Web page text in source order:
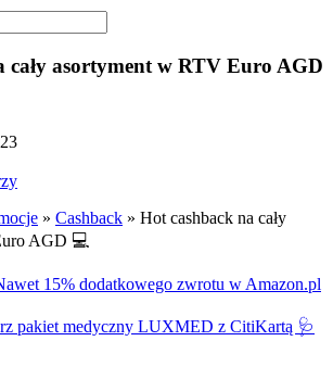
cały asortyment w RTV Euro AGD
» Cashback » Hot cashback na cały
AGD 💻
15% dodatkowego zwrotu w Amazon.pl
pakiet medyczny LUXMED z CitiKartą 🩺